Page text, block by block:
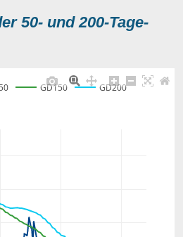
50- und 200-Tage-
GD150 GD200